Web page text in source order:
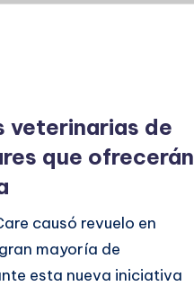
veterinarias de
que ofrecerán
causó revuelo en
mayoría de
esta nueva iniciativa